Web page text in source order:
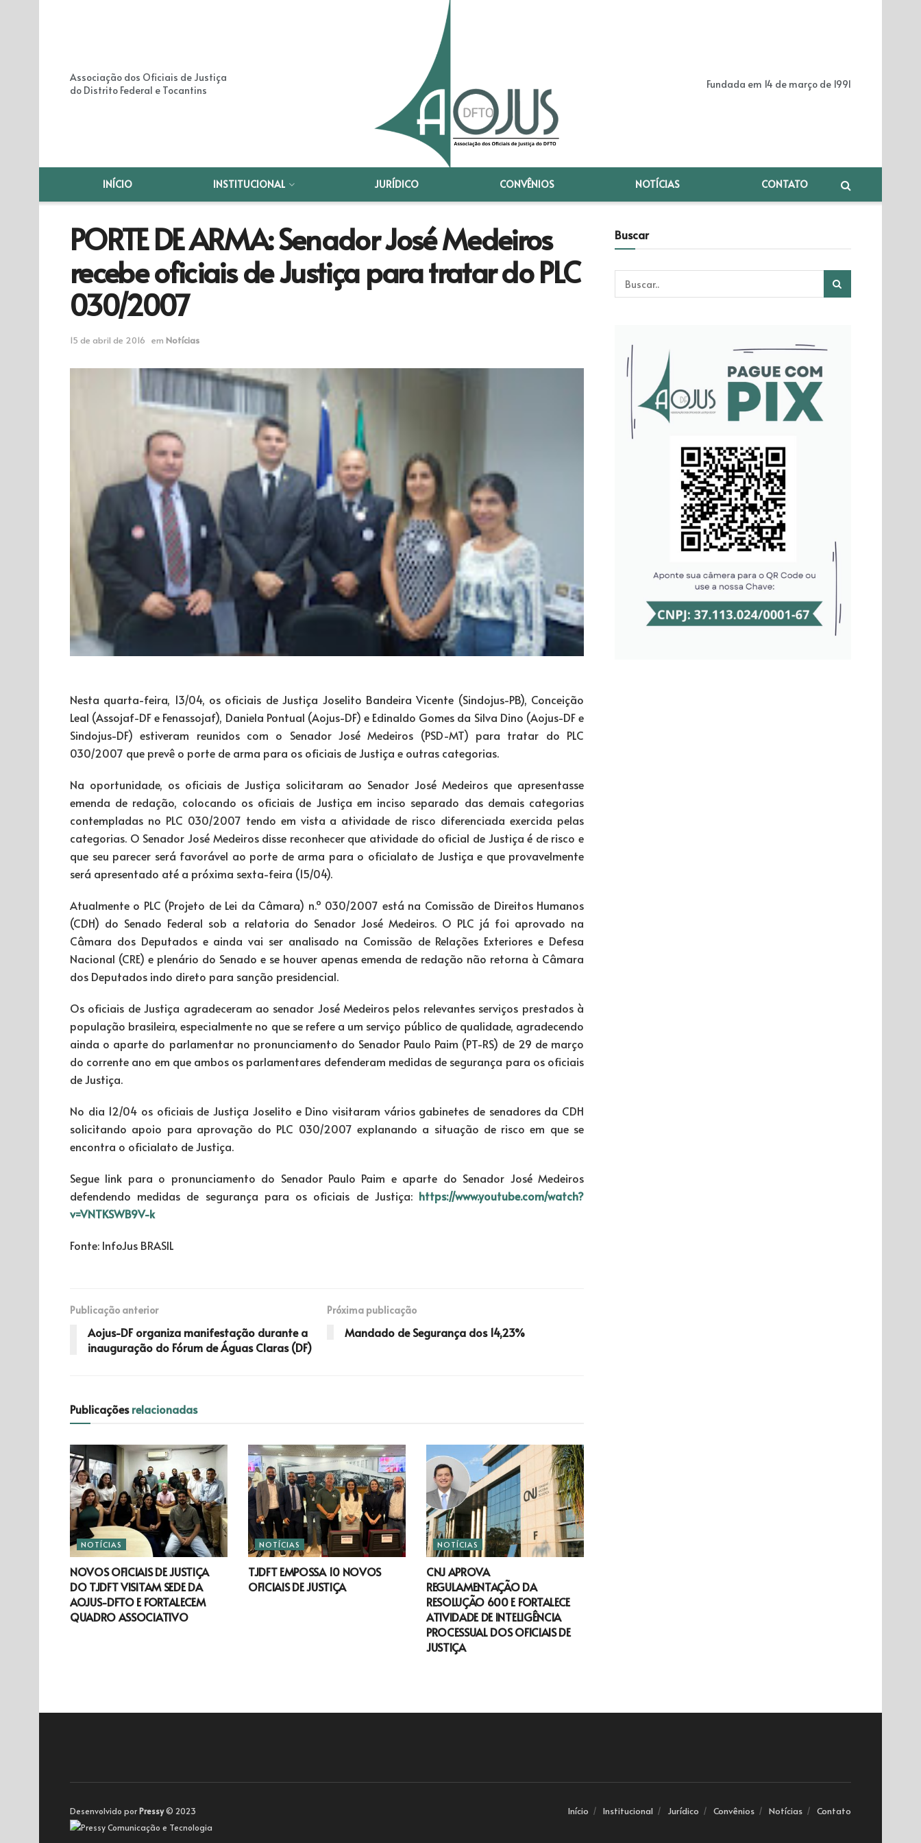
Associação dos Oficiais de Justiça
do Distrito Federal e Tocantins
Fundada em 14 de março de 1991
INÍCIO INSTITUCIONAL JURÍDICO CONVÊNIOS NOTÍCIAS CONTATO
PORTE DE ARMA: Senador José Medeiros
recebe oficiais de Justiça para tratar do PLC
030/2007
15 de abril de 2016 em Notícias
Nesta quarta-feira, 13/04, os oficiais de Justiça Joselito Bandeira Vicente (Sindojus-PB), Conceição
Leal (Assojaf-DF e Fenassojaf), Daniela Pontual (Aojus-DF) e Edinaldo Gomes da Silva Dino (Aojus-DF e
Sindojus-DF) estiveram reunidos com o Senador José Medeiros (PSD-MT) para tratar do PLC
030/2007 que prevê o porte de arma para os oficiais de Justiça e outras categorias.
Na oportunidade, os oficiais de Justiça solicitaram ao Senador José Medeiros que apresentasse
emenda de redação, colocando os oficiais de Justiça em inciso separado das demais categorias
contempladas no PLC 030/2007 tendo em vista a atividade de risco diferenciada exercida pelas
categorias. O Senador José Medeiros disse reconhecer que atividade do oficial de Justiça é de risco e
que seu parecer será favorável ao porte de arma para o oficialato de Justiça e que provavelmente
será apresentado até a próxima sexta-feira (15/04).
Atualmente o PLC (Projeto de Lei da Câmara) n.º 030/2007 está na Comissão de Direitos Humanos
(CDH) do Senado Federal sob a relatoria do Senador José Medeiros. O PLC já foi aprovado na
Câmara dos Deputados e ainda vai ser analisado na Comissão de Relações Exteriores e Defesa
Nacional (CRE) e plenário do Senado e se houver apenas emenda de redação não retorna à Câmara
dos Deputados indo direto para sanção presidencial.
Os oficiais de Justiça agradeceram ao senador José Medeiros pelos relevantes serviços prestados à
população brasileira, especialmente no que se refere a um serviço público de qualidade, agradecendo
ainda o aparte do parlamentar no pronunciamento do Senador Paulo Paim (PT-RS) de 29 de março
do corrente ano em que ambos os parlamentares defenderam medidas de segurança para os oficiais
de Justiça.
No dia 12/04 os oficiais de Justiça Joselito e Dino visitaram vários gabinetes de senadores da CDH
solicitando apoio para aprovação do PLC 030/2007 explanando a situação de risco em que se
encontra o oficialato de Justiça.
Segue link para o pronunciamento do Senador Paulo Paim e aparte do Senador José Medeiros
defendendo medidas de segurança para os oficiais de Justiça: https://www.youtube.com/watch?
v=VNTKSWB9V-k
Fonte: InfoJus BRASIL
Publicação anterior
Aojus-DF organiza manifestação durante a
inauguração do Fórum de Águas Claras (DF)
Próxima publicação
Mandado de Segurança dos 14,23%
Publicaçõesrelacionadas
NOTÍCIAS
NOVOS OFICIAIS DE JUSTIÇA
DO TJDFT VISITAM SEDE DA
AOJUS-DFTO E FORTALECEM
QUADRO ASSOCIATIVO
NOTÍCIAS
TJDFT EMPOSSA 10 NOVOS
OFICIAIS DE JUSTIÇA
NOTÍCIAS
CNJ APROVA
REGULAMENTAÇÃO DA
RESOLUÇÃO 600 E FORTALECE
ATIVIDADE DE INTELIGÊNCIA
PROCESSUAL DOS OFICIAIS DE
JUSTIÇA
Buscar
Início Institucional Jurídico Convênios Notícias Contato
Desenvolvido porPressy© 2023